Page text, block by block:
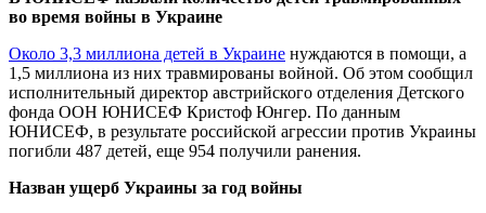
во время войны в Украине
Около 3,3 миллиона детей в Украине нуждаются в помощи, а
1,5 миллиона из них травмированы войной. Об этом сообщил
исполнительный директор австрийского отделения Детского
фонда ООН ЮНИСЕФ Кристоф Юнгер. По данным
ЮНИСЕФ, в результате российской агрессии против Украины
погибли 487 детей, еще 954 получили ранения.
Назван ущерб Украины за год войны